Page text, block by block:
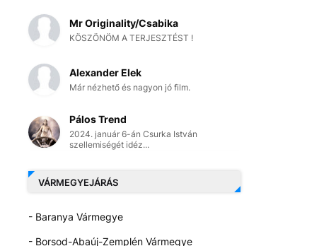
Mr Originality/Csabika
KÖSZÖNÖM A TERJESZTÉST !
Alexander Elek
Már nézhető és nagyon jó film.
Pálos Trend
2024. január 6-án Csurka István
szellemiségét idéz...
VÁRMEGYEJÁRÁS
- Baranya Vármegye
- Borsod-Abaúj-Zemplén Vármegye